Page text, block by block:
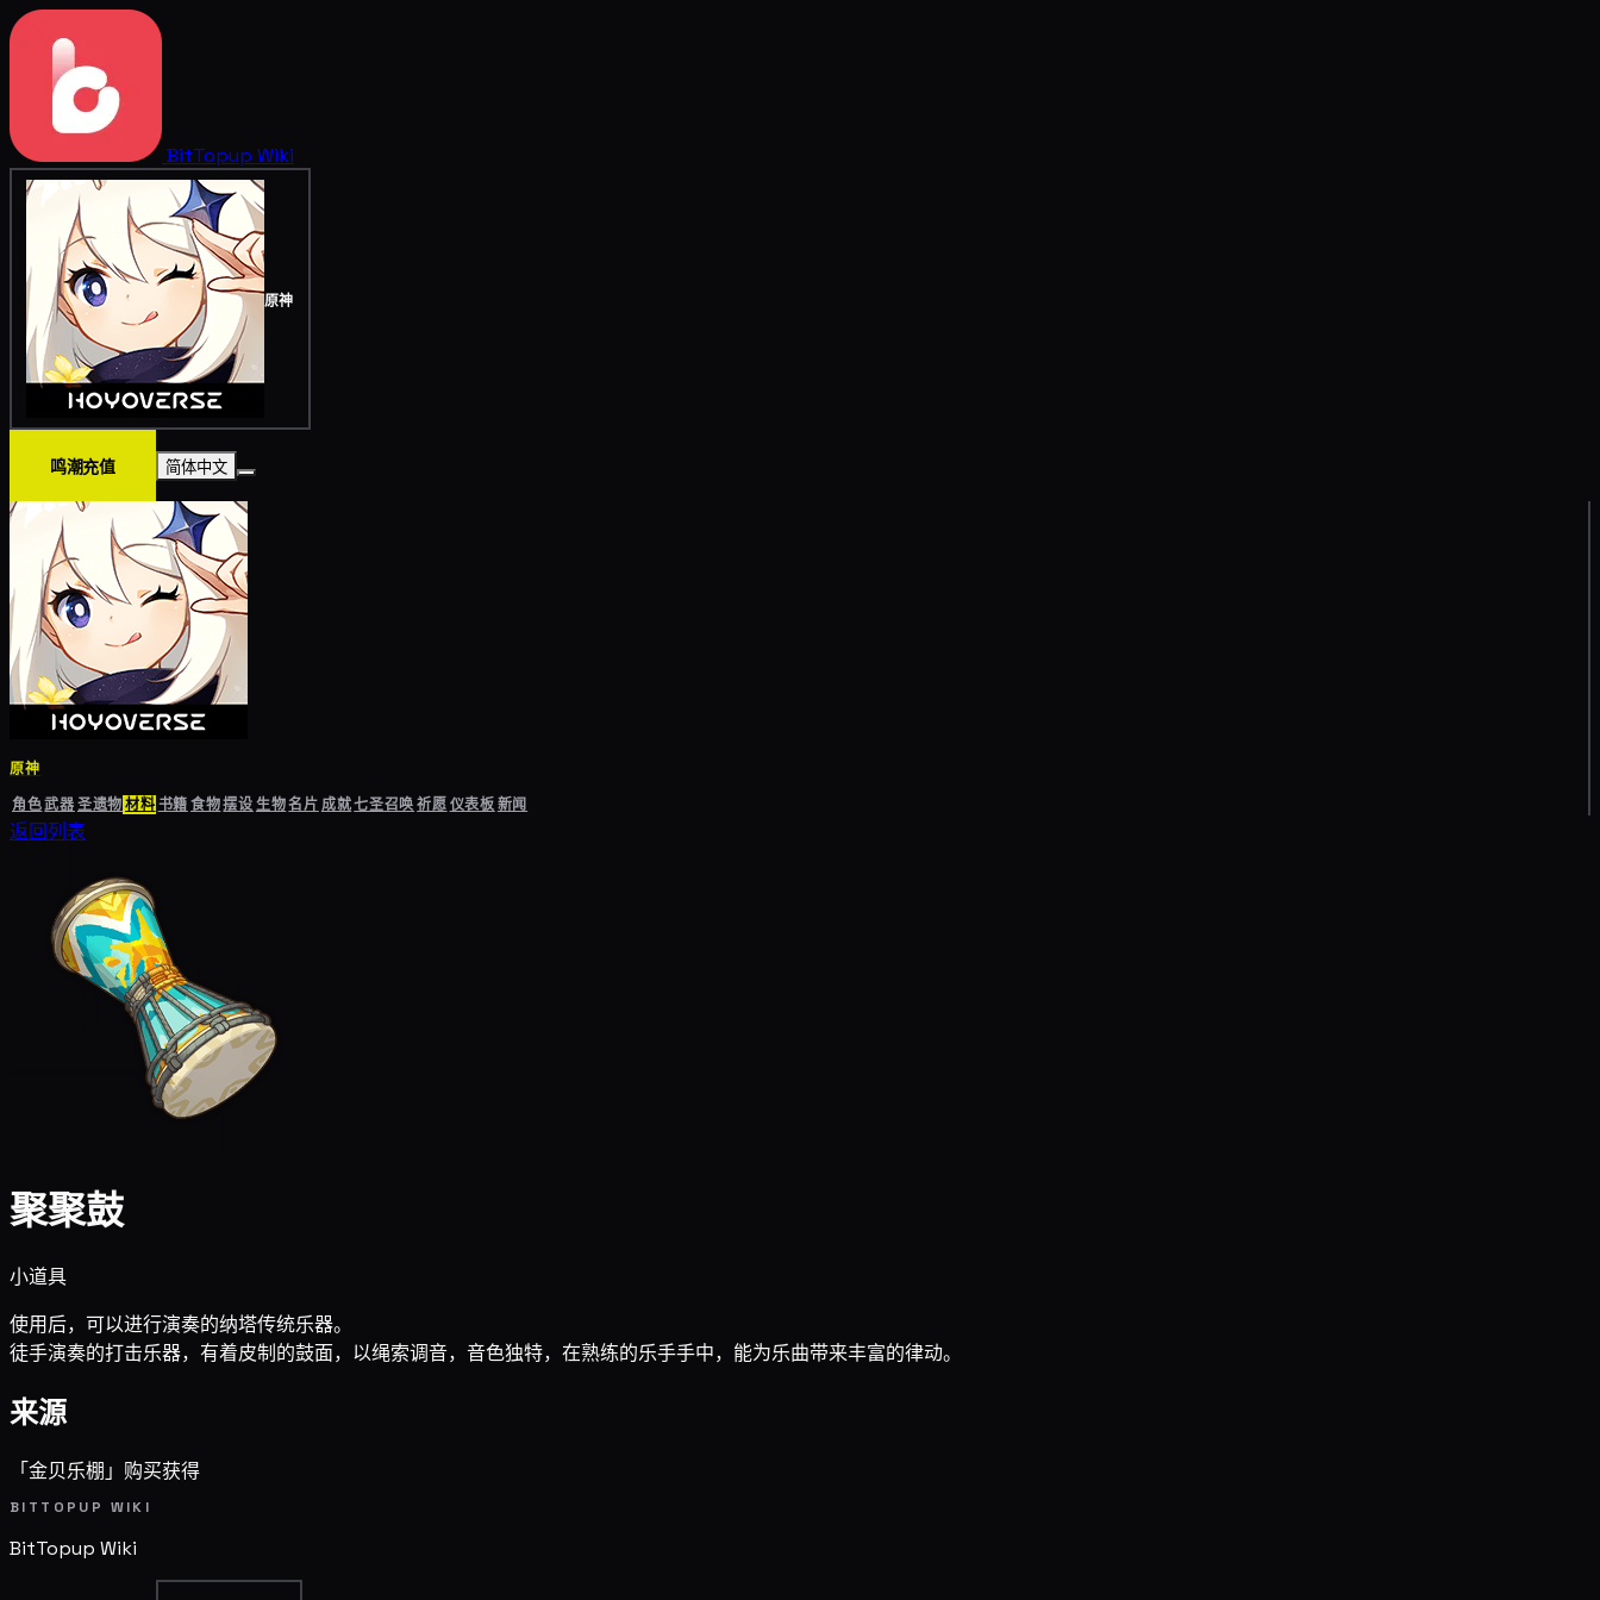
BitTopup Wiki
原神
鸣潮充值 简体中文
原神
角色武器圣遗物材料书籍食物摆设生物名片成就七圣召唤祈愿仪表板新闻
返回列表
聚聚鼓
小道具
使用后，可以进行演奏的纳塔传统乐器。
徒手演奏的打击乐器，有着皮制的鼓面，以绳索调音，音色独特，在熟练的乐手手中，能为乐曲带来丰富的律动。
来源
「金贝乐棚」购买获得
BITTOPUP WIKI
BitTopup Wiki